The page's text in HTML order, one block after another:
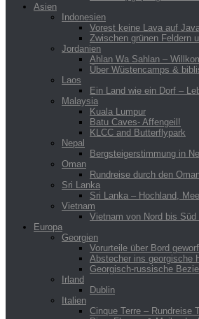
Asien
Indonesien
Vorest keine Lava auf
Zwischen grünen Feldern
Jordanien
Ahlan Wa Sahlan –
Über Wüstencamps &
Laos
Ein Land wie ein Dorf –
Malaysia
Kuala Lumpur
Batu Caves- Affengeil!
KLCC and Butterflypark
Nepal
Bergsteigerstimmung in
Oman
Rundreise durch den
Sri Lanka
Sri Lanka – Hochland,
Vietnam
Vietnam von Nord bis Süd
Europa
Georgien
Vorurteile über Bord
Abstecher ins georgische
Georgisch-russische
Irland
Dublin
Italien
Cinque Terre – Rundreise